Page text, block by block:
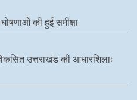
की हुई समीक्षा
उत्तराखंड की आधारशिलाः